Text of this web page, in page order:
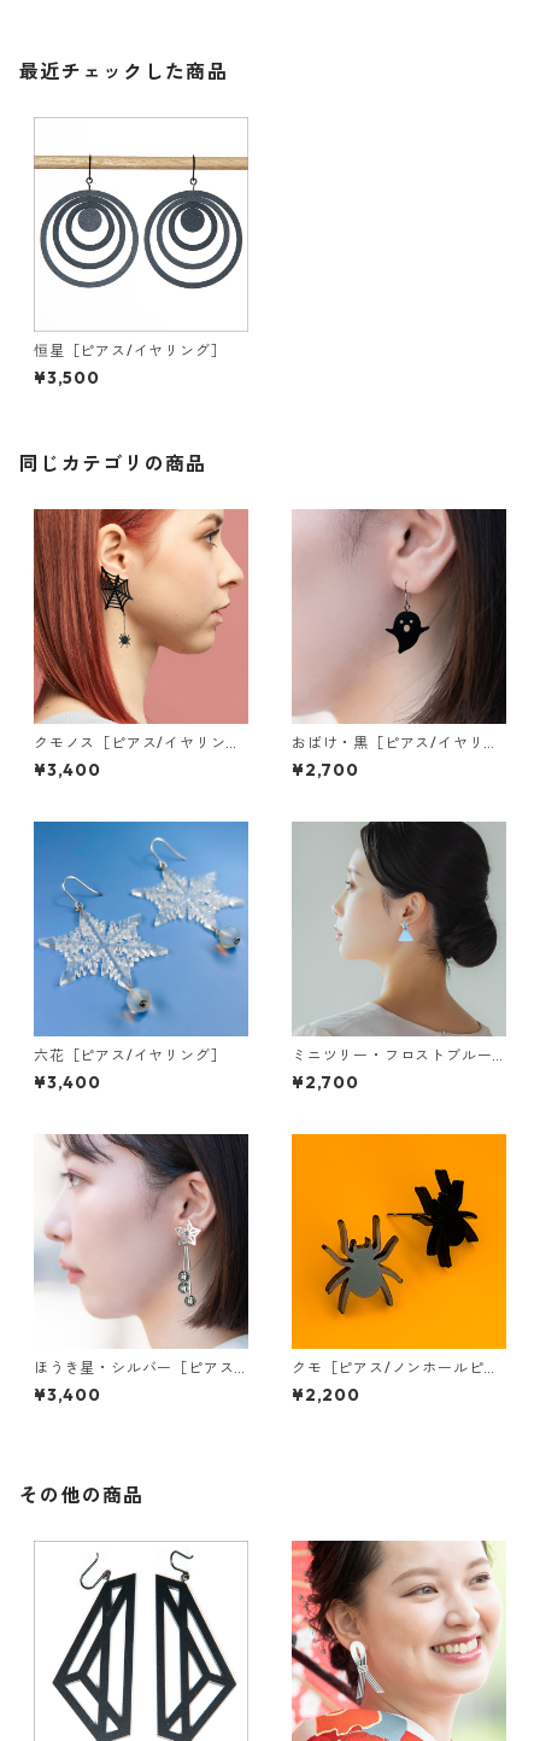
最近チェックした商品
恒星［ピアス/イヤリング］
¥3,500
同じカテゴリの商品
クモノス［ピアス/イヤリン
グ］
¥3,400
おばけ・黒［ピアス/イヤリン
グ］
¥2,700
六花［ピアス/イヤリング］
¥3,400
ミニツリー・フロストブルー
［ピアス］
¥2,700
ほうき星・シルバー［ピアス/
イヤリング］
¥3,400
クモ［ピアス/ノンホールピア
ス］
¥2,200
その他の商品